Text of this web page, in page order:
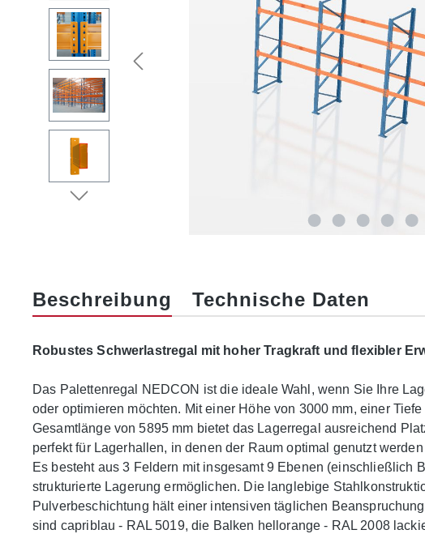
Beschreibung Technische Daten
Robustes Schwerlastregal mit hoher Tragkraft und flexibler
Das Palettenregal NEDCON ist die ideale Wahl, wenn Sie Ihre
oder optimieren möchten. Mit einer Höhe von 3000 mm, einer
Gesamtlänge von 5895 mm bietet das Lagerregal ausreichend
perfekt für Lagerhallen, in denen der Raum optimal genutzt werden
Es besteht aus 3 Feldern mit insgesamt 9 Ebenen (einschließlich
strukturierte Lagerung ermöglichen. Die langlebige
Pulverbeschichtung hält einer intensiven täglichen
sind capriblau - RAL 5019, die Balken hellorange - RAL 2008